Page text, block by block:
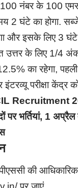
नंबर के 100
2 घंटे का होगा.
और इसके लिए 3 घंटे
के लिए 1/4 अंक
का रहेगा, पहली
इंटरव्यू परीक्षा केंद्र
Recruitment
पर भर्तियां, 1
की